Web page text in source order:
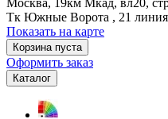
Москва, 19км Мкад, вл20,
Тк Южные Ворота , 21 линия
Показать на карте
Корзина пуста
Оформить заказ
Каталог